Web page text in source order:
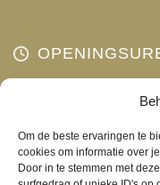
Om de beste ervaringen te
cookies om informatie over
Door in te stemmen met
Woensdag
Donderdag